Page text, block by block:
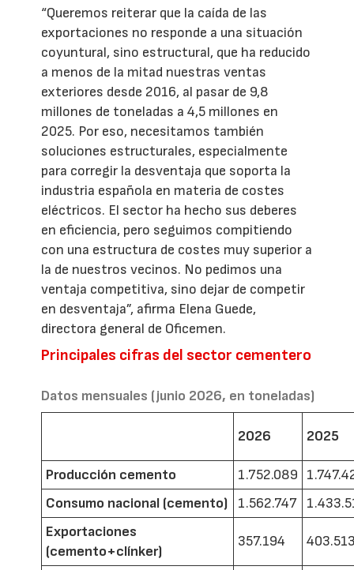
“Queremos reiterar que la caída de las
exportaciones no responde a una situación
coyuntural, sino estructural, que ha reducido
a menos de la mitad nuestras ventas
exteriores desde 2016, al pasar de 9,8
millones de toneladas a 4,5 millones en
2025. Por eso, necesitamos también
soluciones estructurales, especialmente
para corregir la desventaja que soporta la
industria española en materia de costes
eléctricos. El sector ha hecho sus deberes
en eficiencia, pero seguimos compitiendo
con una estructura de costes muy superior a
la de nuestros vecinos. No pedimos una
ventaja competitiva, sino dejar de competir
en desventaja”, afirma Elena Guede,
directora general de Oficemen.
Principales cifras del sector cementero
Datos mensuales (junio 2026, en toneladas)
2026 2025
Producción cemento 1.752.089
Consumo nacional (cemento)
1.562.747
Exportaciones
(cemento+clínker)
357.194